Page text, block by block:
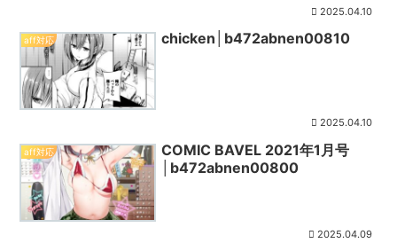
2025.04.10
aff対応 chicken│b472abnen00810
2025.04.10
aff対応
COMIC BAVEL 2021年1月号
│b472abnen00800
2025.04.09